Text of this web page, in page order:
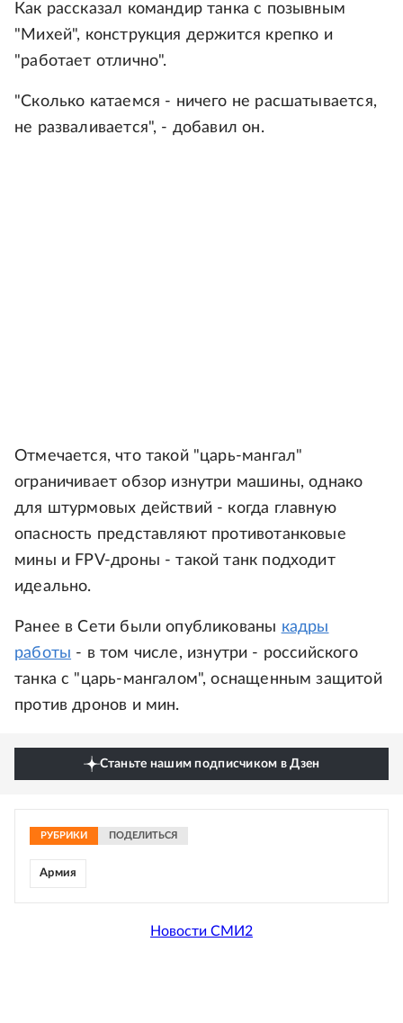
Как рассказал командир танка с позывным
"Михей", конструкция держится крепко и
"работает отлично".
"Сколько катаемся - ничего не расшатывается,
не разваливается", - добавил он.
Отмечается, что такой "царь-мангал"
ограничивает обзор изнутри машины, однако
для штурмовых действий - когда главную
опасность представляют противотанковые
мины и FPV-дроны - такой танк подходит
идеально.
Ранее в Сети были опубликованы кадры
работы - в том числе, изнутри - российского
танка с "царь-мангалом", оснащенным защитой
против дронов и мин.
Станьте нашим подписчиком в Дзен
РУБРИКИ ПОДЕЛИТЬСЯ
Армия
Новости СМИ2